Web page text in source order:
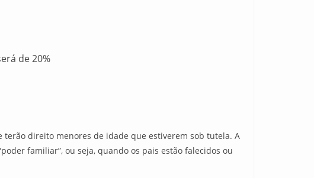
de 20%
direito menores de idade que estiverem sob tutela. A
familiar”, ou seja, quando os pais estão falecidos ou